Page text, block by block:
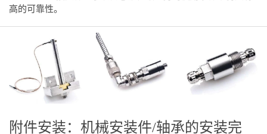
高的可靠性。
附件安装：机械安装件/轴承的安装完